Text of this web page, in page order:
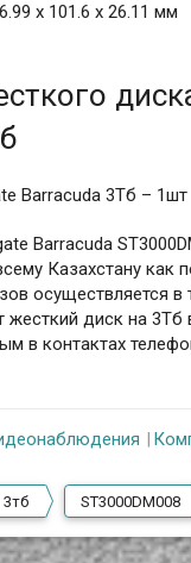
x 101.6 x 26.11 мм
Barracuda 3Тб – 1шт
Barracuda
Казахстану
осуществляется
диск на
в контактах
ST3000DM008